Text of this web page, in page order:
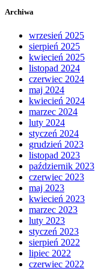
Archiwa
wrzesień 2025
sierpień 2025
kwiecień 2025
listopad 2024
czerwiec 2024
maj 2024
kwiecień 2024
marzec 2024
luty 2024
styczeń 2024
grudzień 2023
listopad 2023
październik 2023
czerwiec 2023
maj 2023
kwiecień 2023
marzec 2023
luty 2023
styczeń 2023
sierpień 2022
lipiec 2022
czerwiec 2022